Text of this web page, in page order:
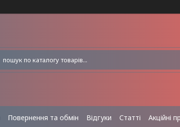
Повернення та обмін Відгуки Статті Акційні